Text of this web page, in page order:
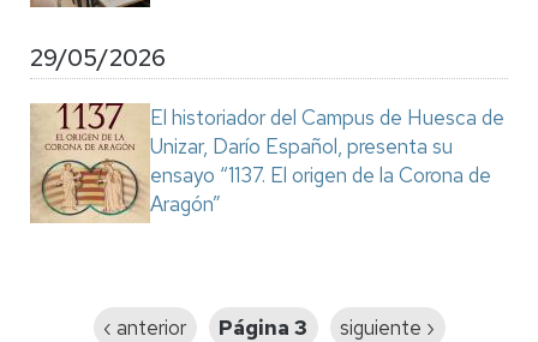
29/05/2026
El historiador del Campus de Huesca de
Unizar, Darío Español, presenta su
ensayo “1137. El origen de la Corona de
Aragón”
Página
‹ anterior Página 3
Siguiente
siguiente ›